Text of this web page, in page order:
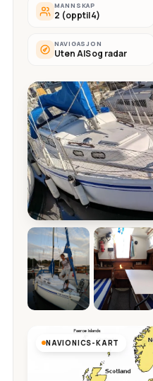
MANNSKAP
2 (opptil 4)
NAVIGASJON
Uten AIS og radar
NAVIONICS-KART